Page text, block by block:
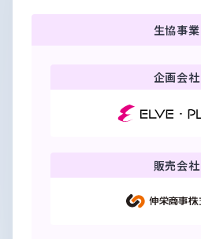
生協事業
企画会社
販売会社